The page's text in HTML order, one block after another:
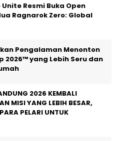
Resmi Buka Open
Ragnarok Zero: Global
Pengalaman Menonton
2026™ yang Lebih Seru dan
2026 KEMBALI
MISI YANG LEBIH BESAR,
PELARI UNTUK